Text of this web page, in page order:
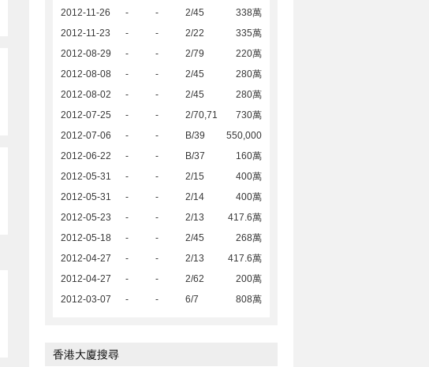
2012-11-26
- - 2/45
338萬
2012-11-23
- - 2/22
335萬
2012-08-29
- - 2/79
220萬
2012-08-08
- - 2/45
280萬
2012-08-02
- - 2/45
280萬
2012-07-25
- - 2/70,71
730萬
2012-07-06
- - B/39
550,000
2012-06-22
- - B/37
160萬
2012-05-31
- - 2/15
400萬
2012-05-31
- - 2/14
400萬
2012-05-23
- - 2/13
417.6萬
2012-05-18
- - 2/45
268萬
2012-04-27
- - 2/13
417.6萬
2012-04-27
- - 2/62
200萬
2012-03-07
- - 6/7 808萬
香港大廈搜尋